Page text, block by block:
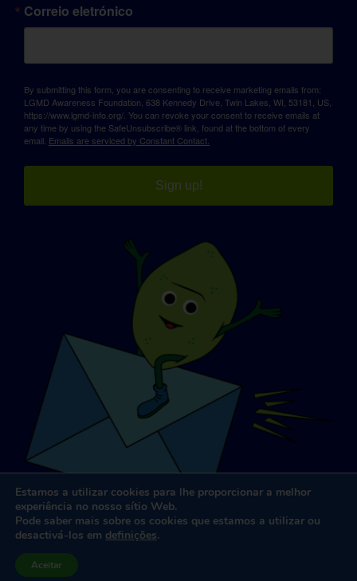
Correio eletrónico
By submitting this form, you are consenting to receive marketing emails from:
LGMD Awareness Foundation, 638 Kennedy Drive, Twin Lakes, WI, 53181, US,
https://www.lgmd-info.org/. You can revoke your consent to receive emails at
any time by using the SafeUnsubscribe® link, found at the bottom of every
email. Emails are serviced by Constant Contact.
Sign up!
Associados
Estamos a utilizar cookies para lhe proporcionar a melhor
experiência no nosso sítio Web.
Pode saber mais sobre os cookies que estamos a utilizar ou
desactivá-los em definições.
Aceitar